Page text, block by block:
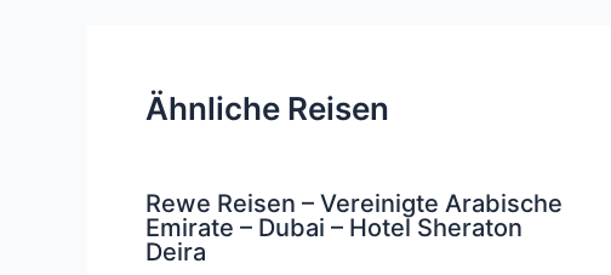
Ähnliche Reisen
Rewe Reisen – Vereinigte Arabische
Emirate – Dubai – Hotel Sheraton
Deira